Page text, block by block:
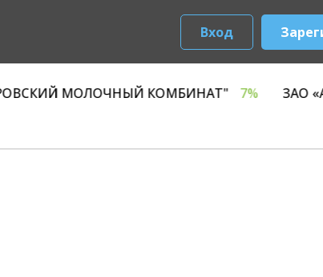
Вход
ОАО "ТУРОВСКИЙ МОЛОЧНЫЙ КОМБИНАТ"